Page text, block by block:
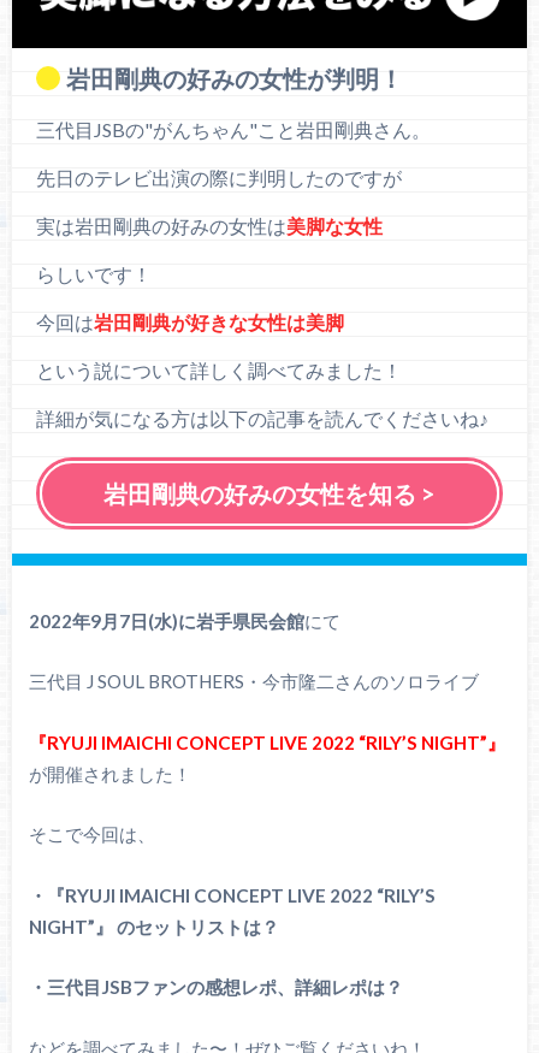
岩田剛典の好みの女性が判明！
三代目JSBの"がんちゃん"こと岩田剛典さん。
先日のテレビ出演の際に判明したのですが
実は岩田剛典の好みの女性は美脚な女性
らしいです！
今回は岩田剛典が好きな女性は美脚
という説について詳しく調べてみました！
詳細が気になる方は以下の記事を読んでくださいね♪
岩田剛典の好みの女性を知る >
2022年9月7日(水)に岩手県民会館にて
三代目 J SOUL BROTHERS・今市隆二さんのソロライブ
『RYUJI IMAICHI CONCEPT LIVE 2022 “RILY’S NIGHT”』
が開催されました！
そこで今回は、
・『RYUJI IMAICHI CONCEPT LIVE 2022 “RILY’S
NIGHT”』 のセットリストは？
・三代目JSBファンの感想レポ、詳細レポは？
などを調べてみました〜！ぜひご覧くださいね！